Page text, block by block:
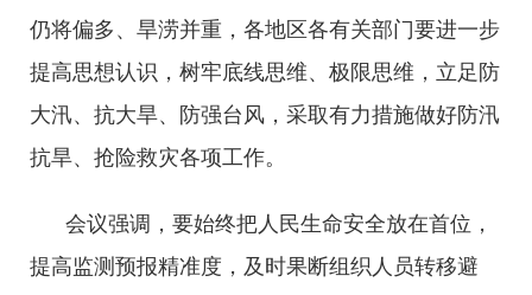
仍将偏多、旱涝并重，各地区各有关部门要进一步
提高思想认识，树牢底线思维、极限思维，立足防
大汛、抗大旱、防强台风，采取有力措施做好防汛
抗旱、抢险救灾各项工作。
会议强调，要始终把人民生命安全放在首位，
提高监测预报精准度，及时果断组织人员转移避